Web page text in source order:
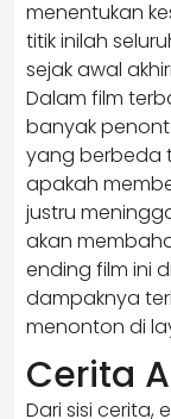
menentukan
titik inilah
sejak awal
Dalam film
banyak
yang berbeda
apakah
justru
akan
ending film ini
dampaknya
menonton di
Cerita
Dari sisi cerita,